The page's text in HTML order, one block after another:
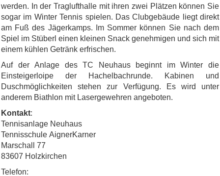
werden. In der Traglufthalle mit ihren zwei Plätzen können Sie
sogar im Winter Tennis spielen. Das Clubgebäude liegt direkt
am Fuß des Jägerkamps. Im Sommer können Sie nach dem
Spiel im Stüberl einen kleinen Snack genehmigen und sich mit
einem kühlen Getränk erfrischen.
Auf der Anlage des TC Neuhaus beginnt im Winter die
Einsteigerloipe der Hachelbachrunde. Kabinen und
Duschmöglichkeiten stehen zur Verfügung. Es wird unter
anderem Biathlon mit Lasergewehren angeboten.
Kontakt:
Tennisanlage Neuhaus
Tennisschule AignerKarner
Marschall 77
83607 Holzkirchen
Telefon: